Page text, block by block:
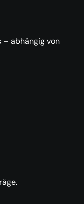
– abhängig von